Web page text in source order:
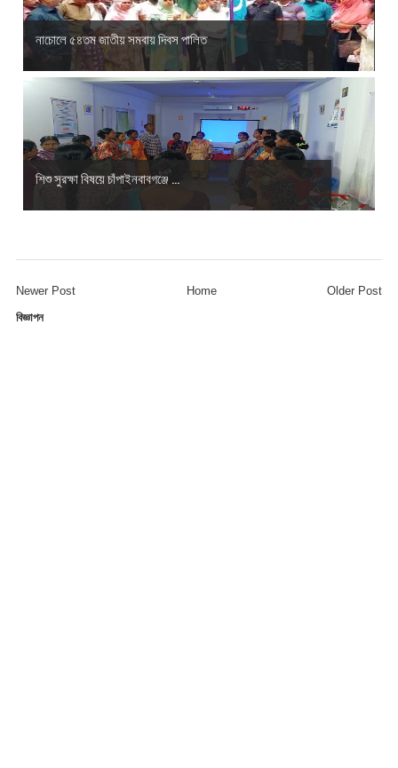
নাচোলে ৫৪তম জাতীয় সমবায় দিবস পালিত
শিশু সুরক্ষা বিষয়ে চাঁপাইনবাবগঞ্জে ...
Newer Post Older Post
Home
বিজ্ঞাপন